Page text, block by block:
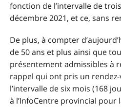
fonction de l’intervalle de
décembre 2021, et ce, sans
De plus, à compter
de 50 ans et plus ainsi que
présentement admissibles à
rappel qui ont pris un
l’intervalle de six mois (168
à l’InfoCentre provincial